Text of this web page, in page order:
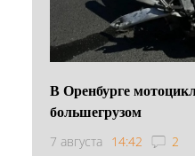
В Оренбурге
большегрузом
7 августа 14:42 2